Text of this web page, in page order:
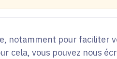
notamment pour faciliter
cela, vous pouvez nous